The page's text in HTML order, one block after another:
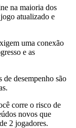
na maioria dos
atualizado e
uma conexão
e as
de desempenho são
corre o risco de
novos que
2 jogadores.